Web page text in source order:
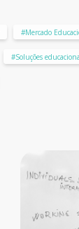
#Mercado
#Soluções